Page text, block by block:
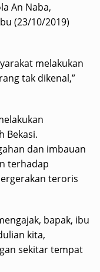
An Naba,
(23/10/2019)
melakukan
tak dikenal,”
Bekasi.
dan imbauan
terhadap
teroris
bapak, ibu
kita,
sekitar tempat